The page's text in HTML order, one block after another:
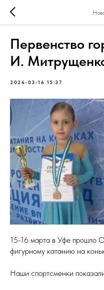
Первенство
И.
2026-03-16 15:37
15-16 марта в Уфе прошло
фигурному катанию на
Наши спортсменки